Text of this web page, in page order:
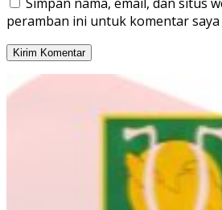
peramban ini untuk komentar